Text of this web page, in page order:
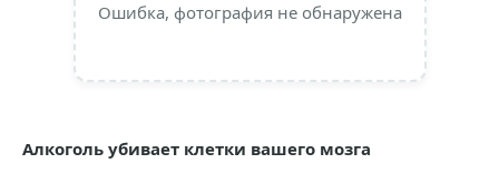
Ошибка, фотография не обнаружена
Алкоголь убивает клетки вашего мозга